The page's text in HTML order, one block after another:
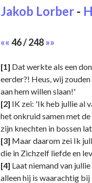
Jakob Lorber -
««46 / 248»»
[1] Dat werkte als een
eerder?! Heus, wij
aan hem willen slaan!'
[2] IK zei: 'Ik heb jullie al
het onkruid samen met
zijn knechten in bossen
[3] Maar daarom zei Ik
die in Zichzelf liefde en
[4] Laat niemand van
alleen hij is waarachtig